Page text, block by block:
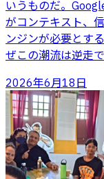
いうものだ。
がコンテキスト、
ンジンが必要とす
ぜこの潮流は逆走
2026年6月18日